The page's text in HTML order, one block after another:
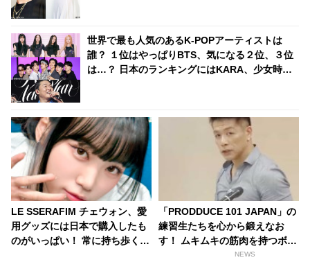
世界で最も人気のあるK-POPアーティストは
誰？ １位はやっぱりBTS、気になる２位、３位
は…？ 日本のランキングにはKARA、少女時代
LE SSERAFIM チェウォン、愛
用グッズには日本で購入したも
のがいっぱい！ 常に持ち歩くほ
「PRODDUCE 101 JAPAN」の
練習生たちを心から鍛えなお
す！ ムキムキの筋肉を持つボイ
ストレーナー「菅井秀憲」とは
NEWS